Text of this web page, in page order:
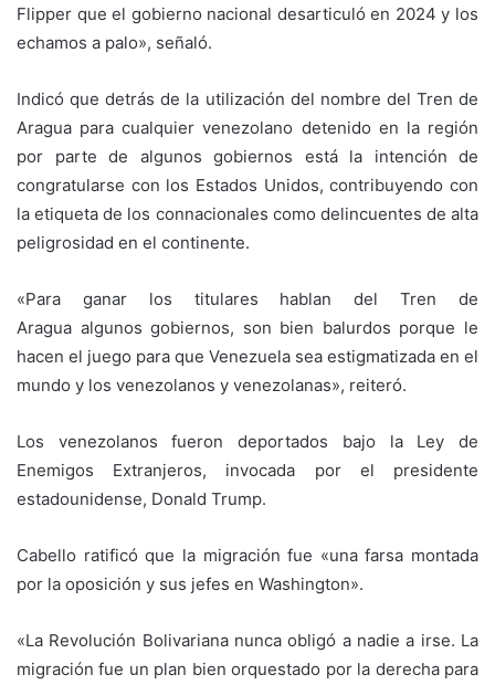
Flipper que el gobierno nacional desarticuló en 2024 y los
echamos a palo», señaló.
Indicó que detrás de la utilización del nombre del Tren de
Aragua para cualquier venezolano detenido en la región
por parte de algunos gobiernos está la intención de
congratularse con los Estados Unidos, contribuyendo con
la etiqueta de los connacionales como delincuentes de alta
peligrosidad en el continente.
«Para ganar los titulares hablan del Tren de
Aragua algunos gobiernos, son bien balurdos porque le
hacen el juego para que Venezuela sea estigmatizada en el
mundo y los venezolanos y venezolanas», reiteró.
Los venezolanos fueron deportados bajo la Ley de
Enemigos Extranjeros, invocada por el presidente
estadounidense, Donald Trump.
Cabello ratificó que la migración fue «una farsa montada
por la oposición y sus jefes en Washington».
«La Revolución Bolivariana nunca obligó a nadie a irse. La
migración fue un plan bien orquestado por la derecha para